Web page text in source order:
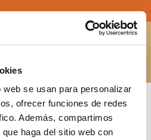
se usan para personalizar
ofrecer funciones de redes
Además, compartimos
haga del sitio web con